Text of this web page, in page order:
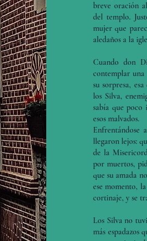
breve oración
del templo.
mujer que
aledaños a la
Cuando don
contemplar una
su sorpresa,
los Silva,
sabía que poco
esos malvados.
Enfrentándose
llegaron lejos:
de la
por muertos,
que su amada
ese momento,
cortinaje, y se
Los Silva no
más espadazos